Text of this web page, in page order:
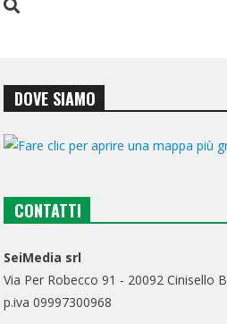
DOVE SIAMO
CONTATTI
SeiMedia srl
Via Per Robecco 91 - 20092 Cinisello
p.iva 09997300968